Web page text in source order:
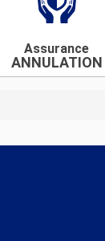
Assurance
ANNULATION